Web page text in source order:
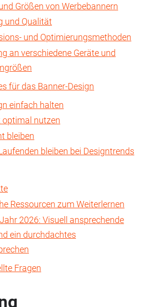
Größen von Werbebannern
und Qualität
und Optimierungsmethoden
an verschiedene Geräte und
für das Banner-Design
einfach halten
optimal nutzen
bleiben
bleiben bei Designtrends
Ressourcen zum Weiterlernen
2026: Visuell ansprechende
ein durchdachtes
Fragen